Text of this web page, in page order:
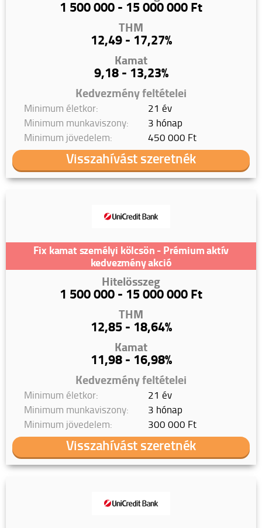
1 500 000 - 15 000 000 Ft
THM
12,49 - 17,27%
Kamat
9,18 - 13,23%
Kedvezmény feltételei
Minimum életkor:
21 év
Minimum munkaviszony:
3 hónap
Minimum jövedelem:
450 000 Ft
Visszahívást szeretnék
Fix kamat személyi kölcsön - Prémium aktív
kedvezmény akció
Hitelösszeg
1 500 000 - 15 000 000 Ft
THM
12,85 - 18,64%
Kamat
11,98 - 16,98%
Kedvezmény feltételei
Minimum életkor:
21 év
Minimum munkaviszony:
3 hónap
Minimum jövedelem:
300 000 Ft
Visszahívást szeretnék